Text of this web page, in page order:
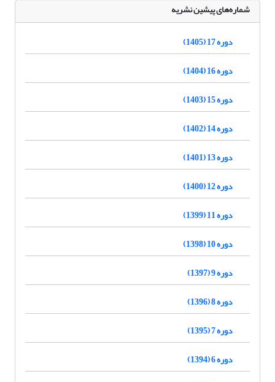
شماره‌های پیشین نشریه
دوره 17 (1405)
دوره 16 (1404)
دوره 15 (1403)
دوره 14 (1402)
دوره 13 (1401)
دوره 12 (1400)
دوره 11 (1399)
دوره 10 (1398)
دوره 9 (1397)
دوره 8 (1396)
دوره 7 (1395)
دوره 6 (1394)